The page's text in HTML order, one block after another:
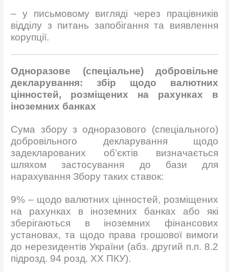
– у письмовому вигляді через працівників
відділу з питань запобігання та виявлення
корупції.
Одноразове (спеціальне) добровільне
декларування: збір щодо валютних
цінностей, розміщених на рахунках в
іноземних банках
Сума збору з одноразового (спеціального)
добровільного декларування щодо
задекларованих об’єктів визначається
шляхом застосування до бази для
нарахування Збору таких ставок:
9% – щодо валютних цінностей, розміщених
на рахунках в іноземних банках або які
зберігаються в іноземних фінансових
установах, та щодо права грошової вимоги
до нерезидентів України (абз. другий п.п. 8.2
підрозд. 94 розд. XX ПКУ).